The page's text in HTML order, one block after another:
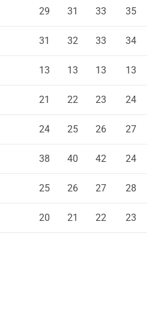
29 31 33 35
31 32 33 34
13 13 13 13
21 22 23 24
24 25 26 27
38 40 42 24
25 26 27 28
20 21 22 23